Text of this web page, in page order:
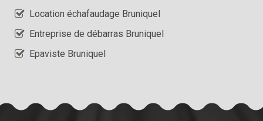
Location échafaudage Bruniquel
Entreprise de débarras Bruniquel
Epaviste Bruniquel